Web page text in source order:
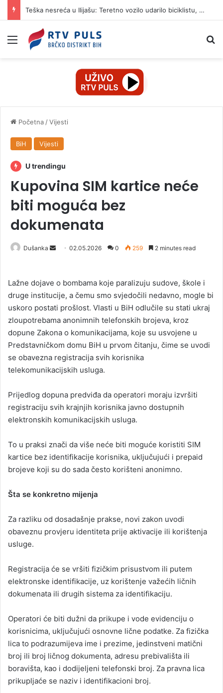
Teška nesreća u Ilijašu: Teretno vozilo udarilo biciklistu, 75-godišnjak zadržan u bolnici
Izbornik
Početna /Vijesti
BiH Vijesti
U trendingu
Kupovina SIM kartice neće
biti moguća bez
dokumenata
Dušanka
d
a
n
e
m
a
i
l
02.05.2026 0 259 2 minutes read
Lažne dojave o bombama koje paralizuju sudove, škole i
druge institucije, a čemu smo svjedočili nedavno, mogle bi
uskoro postati prošlost. Vlasti u BiH odlučile su stati ukraj
zloupotrebama anonimnih telefonskih brojeva, kroz
dopune Zakona o komunikacijama, koje su usvojene u
Predstavničkom domu BiH u prvom čitanju, čime se uvodi
se obavezna registracija svih korisnika
telekomunikacijskih usluga.
Prijedlog dopuna predviđa da operatori moraju izvršiti
registraciju svih krajnjih korisnika javno dostupnih
elektronskih komunikacijskih usluga.
To u praksi znači da više neće biti moguće koristiti SIM
kartice bez identifikacije korisnika, uključujući i prepaid
brojeve koji su do sada često korišteni anonimno.
Šta se konkretno mijenja
Za razliku od dosadašnje prakse, novi zakon uvodi
obaveznu provjeru identiteta prije aktivacije ili korištenja
usluge.
Registracija će se vršiti fizičkim prisustvom ili putem
elektronske identifikacije, uz korištenje važećih ličnih
dokumenata ili drugih sistema za identifikaciju.
Operatori će biti dužni da prikupe i vode evidenciju o
korisnicima, uključujući osnovne lične podatke. Za fizička
lica to podrazumijeva ime i prezime, jedinstveni matični
broj ili broj ličnog dokumenta, adresu prebivališta ili
boravišta, kao i dodijeljeni telefonski broj. Za pravna lica
prikupljaće se naziv i identifikacioni broj.